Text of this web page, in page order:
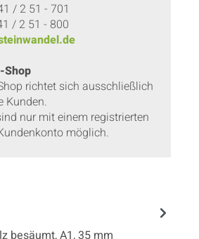
/ 2 51 - 701
/ 2 51 - 800
Shop
richtet sich ausschließlich
Kunden.
nur mit einem registrierten
möglich.